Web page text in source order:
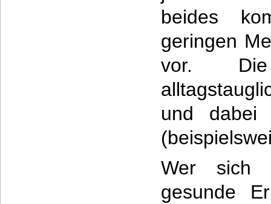
beides
geringen
vor.
und dabei
Wer sich
gesunde